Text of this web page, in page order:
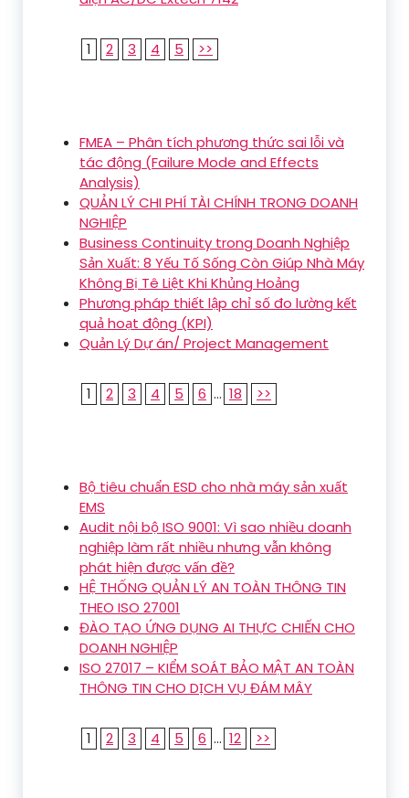
1 2 3 4 5 >>
FMEA – Phân tích phương thức sai lỗi và
tác động (Failure Mode and Effects
Analysis)
QUẢN LÝ CHI PHÍ TÀI CHÍNH TRONG DOANH
NGHIỆP
Business Continuity trong Doanh Nghiệp
Sản Xuất: 8 Yếu Tố Sống Còn Giúp Nhà Máy
Không Bị Tê Liệt Khi Khủng Hoảng
Phương pháp thiết lập chỉ số đo lường kết
quả hoạt động (KPI)
Quản Lý Dự án/ Project Management
1 2 3 4 5 6 ... 18 >>
Bộ tiêu chuẩn ESD cho nhà máy sản xuất
EMS
Audit nội bộ ISO 9001: Vì sao nhiều doanh
nghiệp làm rất nhiều nhưng vẫn không
phát hiện được vấn đề?
HỆ THỐNG QUẢN LÝ AN TOÀN THÔNG TIN
THEO ISO 27001
ĐÀO TẠO ỨNG DỤNG AI THỰC CHIẾN CHO
DOANH NGHIỆP
ISO 27017 – KIỂM SOÁT BẢO MẬT AN TOÀN
THÔNG TIN CHO DỊCH VỤ ĐÁM MÂY
1 2 3 4 5 6 ... 12 >>